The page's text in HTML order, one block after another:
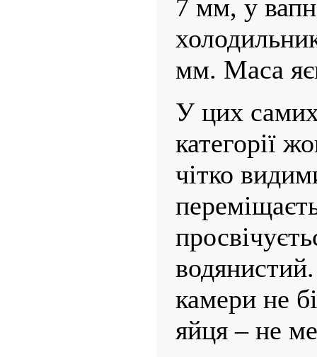
7 мм, у
мм. Маса
У цих
категорії
чітко
камери не
яйця – не